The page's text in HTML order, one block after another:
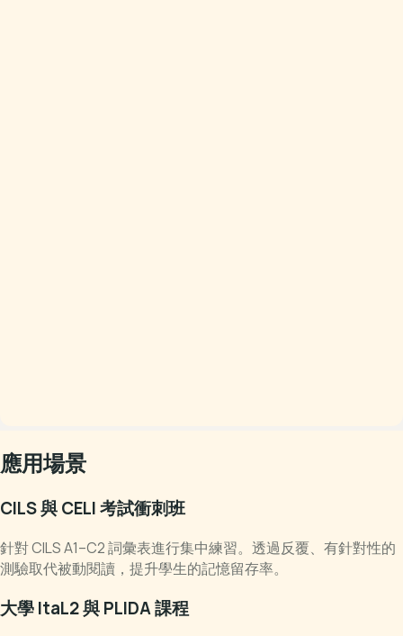
應用場景
CILS 與 CELI 考試衝刺班
針對 CILS A1–C2 詞彙表進行集中練習。透過反覆、有針對性的
測驗取代被動閱讀，提升學生的記憶留存率。
大學 ItaL2 與 PLIDA 課程